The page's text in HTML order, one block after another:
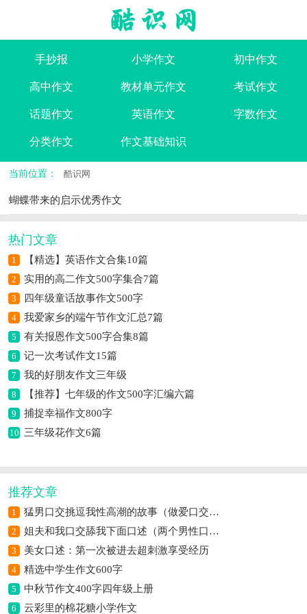
手抄报 小学作文 初中作文
高中作文 教材单元作文 考试作文
话题作文 英语作文 字数作文
分类作文 作文基础知识
当前位置： 酷识网
蝴蝶带来的启示优秀作文
热门文章
1 【精选】英语作文合集10篇
2 实用的高二作文500字集合7篇
3 四年级童话故事作文500字
4 我爱家乡的端午节作文汇总7篇
5 有关报恩作文500字合集8篇
6 记一次考试作文15篇
7 我的好朋友作文三年级
8 【推荐】七年级的作文500字汇编六篇
9 捕捉幸福作文800字
10 三年级花作文6篇
推荐文章
1 猛男口交挑逗我性高潮的故事（做爱口交自摸高潮过程）
2 姐夫和我口交舔我下面口述（两个男性口交）
3 美女口述：第一次被进去超刺激享受经历
4 精选中学生作文600字
5 中秋节作文400字四年级上册
6 云彩里的棉花糖小学作文